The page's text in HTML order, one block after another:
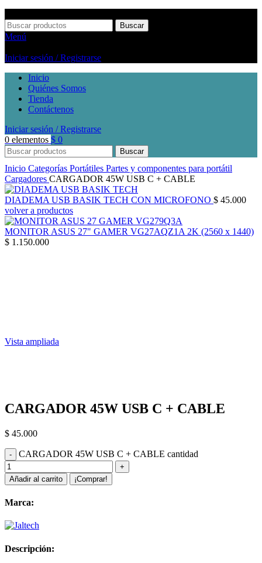
Buscar
Menú
Iniciar sesión / Registrarse
Inicio
Quiénes Somos
Tienda
Contáctenos
Iniciar sesión / Registrarse
0 elementos $ 0
Buscar
Inicio Categorías Portátiles Partes y componentes para portátil
Cargadores CARGADOR 45W USB C + CABLE
DIADEMA USB BASIK TECH CON MICROFONO $ 45.000
volver a productos
MONITOR ASUS 27" GAMER VG27AQZ1A 2K (2560 x 1440)
$ 1.150.000
Vista ampliada
CARGADOR 45W USB C + CABLE
$ 45.000
CARGADOR 45W USB C + CABLE cantidad
Añadir al carrito ¡Comprar!
Marca:
Descripción: